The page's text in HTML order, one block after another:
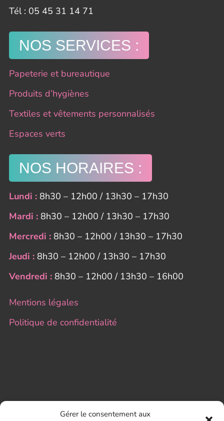
Gérer le consentement aux
​Tél : 05 45 31 14 71
NOS SERVICES :
Papeterie et bureautique
Produits d’hygiènes
Textiles et vêtements personnalisés
Espaces verts
NOS HORAIRES :
Lundi : 8h30 – 12h00 / 13h30 – 17h30
Mardi : 8h30 – 12h00 / 13h30 – 17h30
Mercredi : 8h30 – 12h00 / 13h30 – 17h30
Jeudi : 8h30 – 12h00 / 13h30 – 17h30
Vendredi : 8h30 – 12h00 / 13h30 – 16h00
Mentions légales
Politique de confidentialité